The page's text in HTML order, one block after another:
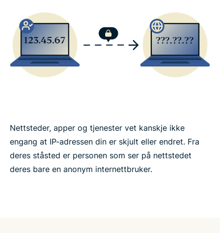
Nettsteder, apper og tjenester vet kanskje ikke
engang at IP-adressen din er skjult eller endret. Fra
deres ståsted er personen som ser på nettstedet
deres bare en anonym internettbruker.